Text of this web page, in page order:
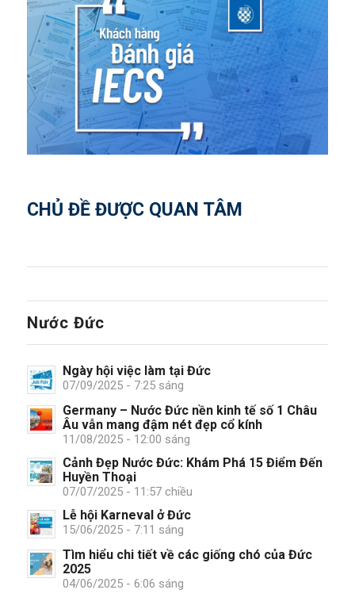
CHỦ ĐỀ ĐƯỢC QUAN TÂM
Nước Đức
Ngày hội việc làm tại Đức
07/09/2025 - 7:25 sáng
Germany – Nước Đức nền kinh tế số 1 Châu
Âu vẫn mang đậm nét đẹp cổ kính
11/08/2025 - 12:00 sáng
Cảnh Đẹp Nước Đức: Khám Phá 15 Điểm Đến
Huyền Thoại
07/07/2025 - 11:57 chiều
Lễ hội Karneval ở Đức
15/06/2025 - 7:11 sáng
Tìm hiểu chi tiết về các giống chó của Đức
2025
04/06/2025 - 6:06 sáng